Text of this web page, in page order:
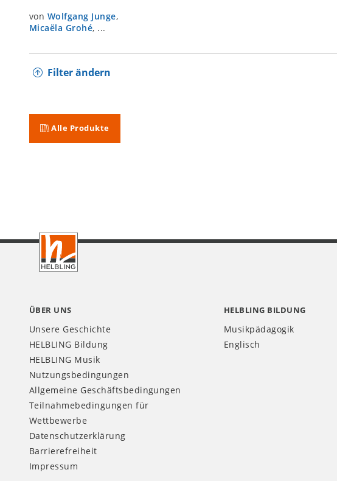
von Wolfgang Junge,
Micaëla Grohé, ...
Filter ändern
Alle Produkte
Footer
ÜBER UNS
Unsere Geschichte
HELBLING Bildung
HELBLING Musik
Nutzungsbedingungen
Allgemeine Geschäftsbedingungen
Teilnahmebedingungen für
Wettbewerbe
Datenschutzerklärung
Barrierefreiheit
Impressum
HELBLING BILDUNG
Musikpädagogik
Englisch